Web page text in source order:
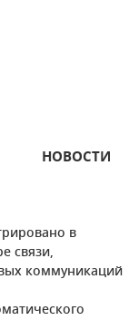
НОВОСТИ
в
связи,
коммуникаций